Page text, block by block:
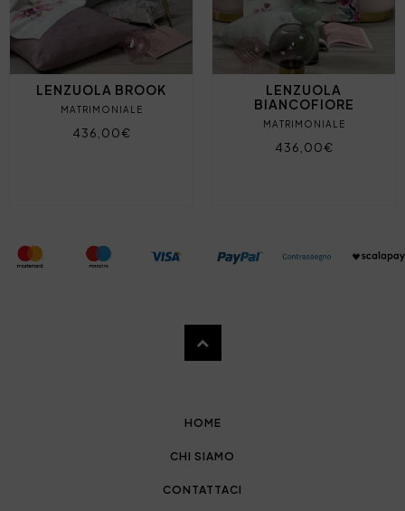
LENZUOLA BROOK
MATRIMONIALE
436,00€
LENZUOLA
BIANCOFIORE
MATRIMONIALE
436,00€
HOME
CHI SIAMO
CONTATTACI